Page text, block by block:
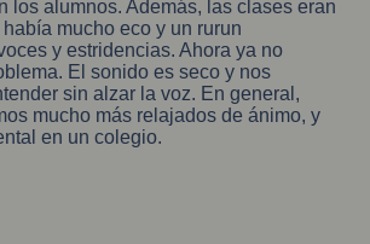
los alumnos. Además, las clases eran
mucho eco y un rurun
y estridencias. Ahora ya no
El sonido es seco y nos
sin alzar la voz. En general,
mucho más relajados de ánimo, y
en un colegio.